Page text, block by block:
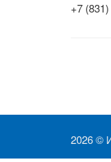
+7
2026 ©